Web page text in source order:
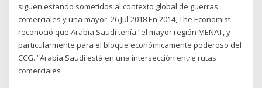
siguen estando sometidos al contexto global de guerras
comerciales y una mayor 26 Jul 2018 En 2014, The Economist
reconoció que Arabia Saudí tenía “el mayor región MENAT, y
particularmente para el bloque económicamente poderoso del
CCG. “Arabia Saudí está en una intersección entre rutas
comerciales